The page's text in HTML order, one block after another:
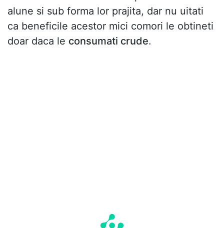
alune si sub forma lor prajita, dar nu uitati
ca beneficile acestor mici comori le obtineti
doar daca le consumati crude.